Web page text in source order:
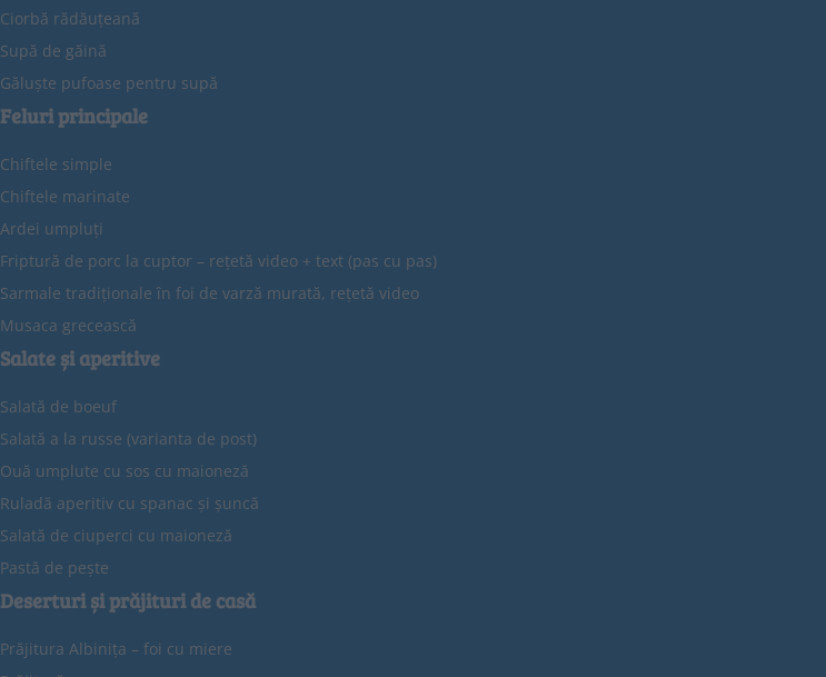
Ciorbă rădăuțeană
Supă de găină
Găluște pufoase pentru supă
Feluri principale
Chiftele simple
Chiftele marinate
Ardei umpluți
Friptură de porc la cuptor – rețetă video + text (pas cu pas)
Sarmale tradiționale în foi de varză murată, rețetă video
Musaca grecească
Salate și aperitive
Salată de boeuf
Salată a la russe (varianta de post)
Ouă umplute cu sos cu maioneză
Ruladă aperitiv cu spanac și șuncă
Salată de ciuperci cu maioneză
Pastă de pește
Deserturi și prăjituri de casă
Prăjitura Albinița – foi cu miere